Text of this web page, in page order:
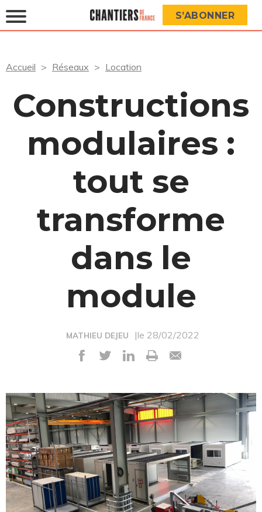
S’ABONNER
Accueil Réseaux Location
Constructions
modulaires :
tout se
transforme
dans le
module
MATHIEU DEJEU |le 28/02/2022